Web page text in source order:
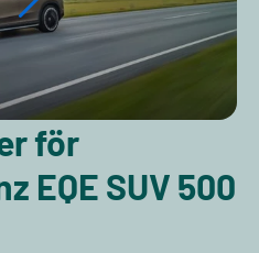
för
EQE SUV 500